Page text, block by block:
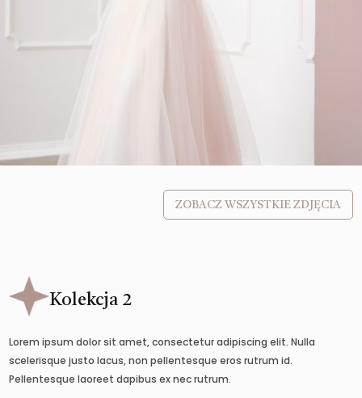
ZOBACZ WSZYSTKIE ZDJĘCIA
Kolekcja 2
Lorem ipsum dolor sit amet, consectetur adipiscing elit. Nulla
scelerisque justo lacus, non pellentesque eros rutrum id.
Pellentesque laoreet dapibus ex nec rutrum.